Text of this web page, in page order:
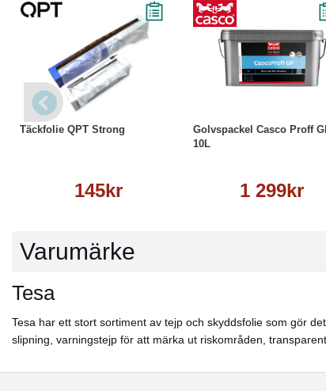
Täckfolie QPT Strong
145kr
Läs mer
Golvspackel Casco Proff
10L
1 299kr
Varumärke
Tesa
Tesa har ett stort sortiment av tejp och skyddsfolie som gör
slipning, varningstejp för att märka ut riskområden,